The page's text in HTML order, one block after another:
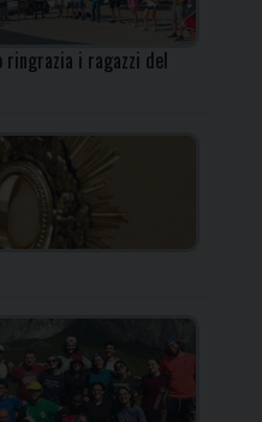
ringrazia i ragazzi del